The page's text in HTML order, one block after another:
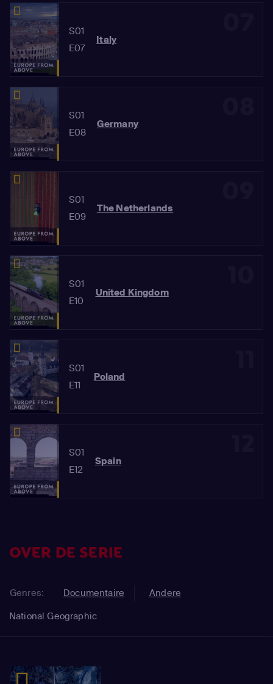
S01
E07
Italy
S01
E08
Germany
S01
E09
The Netherlands
S01
E10
United Kingdom
S01
E11
Poland
S01
E12
Spain
OVER DE SERIE
Genres: Documentaire
Andere
National Geographic